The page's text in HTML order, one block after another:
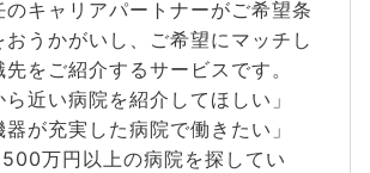
のキャリアパートナーがご希望条
おうかがいし、ご希望にマッチし
をご紹介するサービスです。
ら近い病院を紹介してほしい」
器が充実した病院で働きたい」
万円以上の病院を探してい